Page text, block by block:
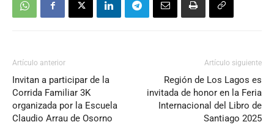
Artículo anterior
Invitan a participar de la
Corrida Familiar 3K
organizada por la Escuela
Claudio Arrau de Osorno
Artículo siguiente
Región de Los Lagos es
invitada de honor en la Feria
Internacional del Libro de
Santiago 2025